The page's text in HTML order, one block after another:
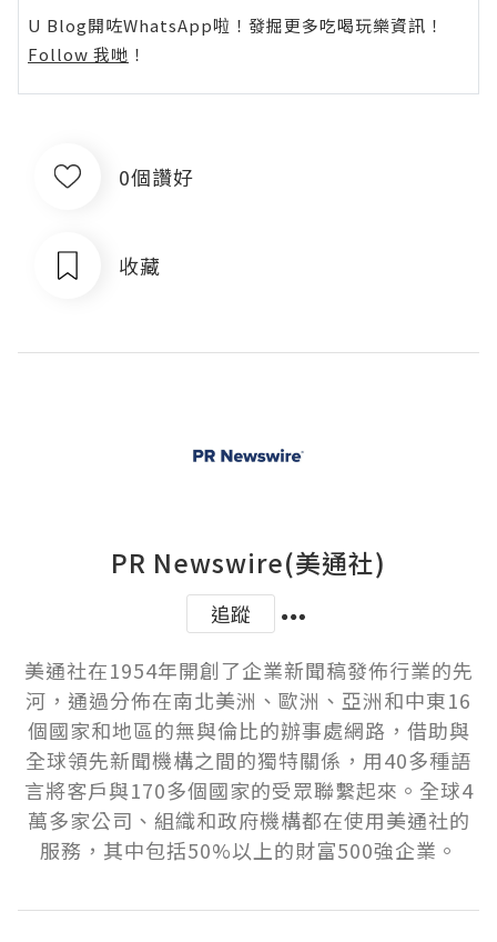
U Blog開咗WhatsApp啦！發掘更多吃喝玩樂資訊！
Follow 我哋 ！
0個讚好
收藏
PR Newswire(美通社)
追蹤
美通社在1954年開創了企業新聞稿發佈行業的先
河，通過分佈在南北美洲、歐洲、亞洲和中東16
個國家和地區的無與倫比的辦事處網路，借助與
全球領先新聞機構之間的獨特關係，用40多種語
言將客戶與170多個國家的受眾聯繫起來。全球4
萬多家公司、組織和政府機構都在使用美通社的
服務，其中包括50%以上的財富500強企業。